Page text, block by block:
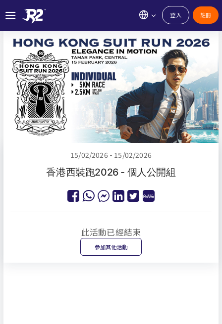
登入 註冊
15/02/2026 - 15/02/2026
香港西裝跑2026 - 個人公開組
此活動已經結束
參加其他活動